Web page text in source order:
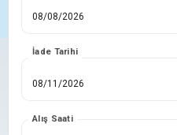
İade Tarihi
Alış Saati